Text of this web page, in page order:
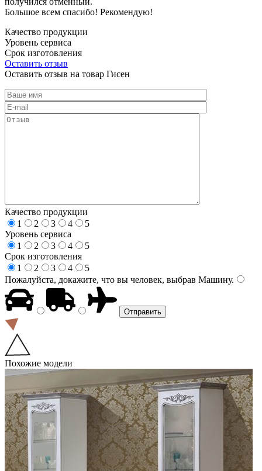
Большое всем спасибо! Рекомендую!
Качество продукции
Уровень сервиса
Срок изготовления
Оставить отзыв
Оставить отзыв на товар Гисен
Качество продукции
1
2 3 4
5
Уровень сервиса
1
2 3 4
5
Срок изготовления
1
2 3 4
5
Пожалуйста, докажите, что вы человек, выбрав Машину.
Похожие модели